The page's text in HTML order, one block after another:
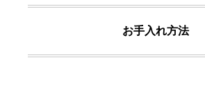
お手入れ方法